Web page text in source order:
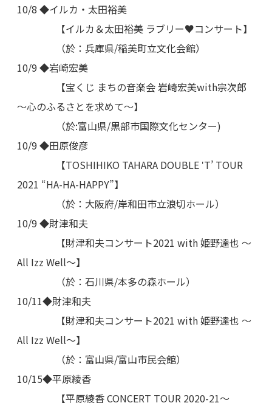
10/8 ◆イルカ・太田裕美
【イルカ＆太田裕美 ラブリー♥コンサート】
（於：兵庫県/稲美町立文化会館）
10/9 ◆岩崎宏美
【宝くじ まちの音楽会 岩崎宏美with宗次郎
～心のふるさとを求めて～】
（於:富山県/黒部市国際文化センター)
10/9 ◆田原俊彦
【TOSHIHIKO TAHARA DOUBLE ‛T’ TOUR
2021 “HA-HA-HAPPY”】
（於：大阪府/岸和田市立浪切ホール）
10/9 ◆財津和夫
【財津和夫コンサート2021 with 姫野達也 ～
All Izz Well～】
（於：石川県/本多の森ホール）
10/11◆財津和夫
【財津和夫コンサート2021 with 姫野達也 ～
All Izz Well～】
（於：富山県/富山市民会館）
10/15◆平原綾香
【平原綾香 CONCERT TOUR 2020-21～